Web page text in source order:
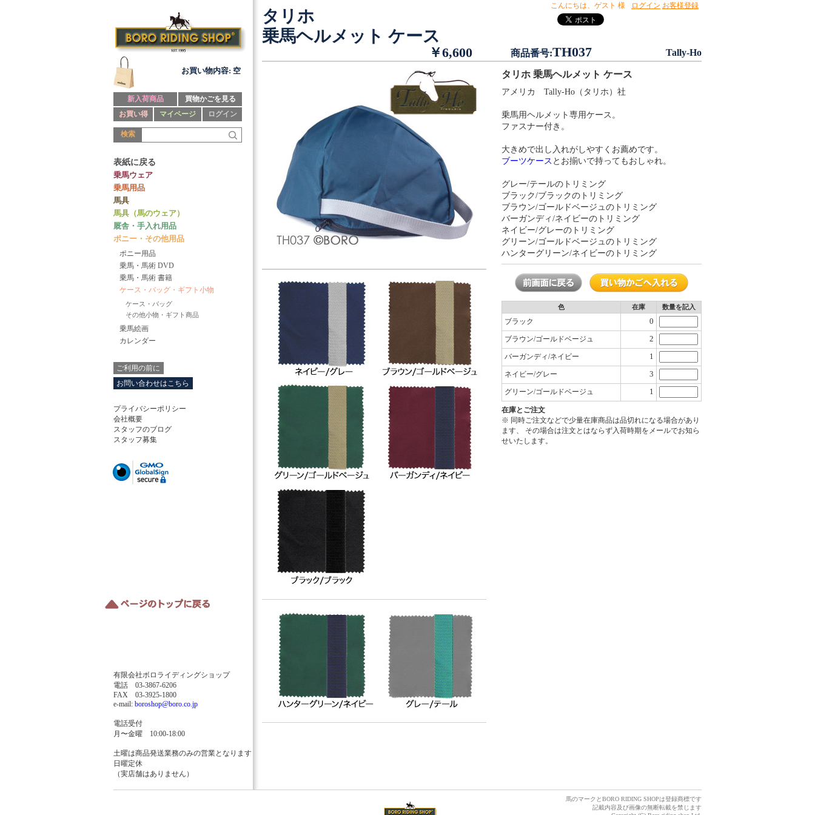
お買い物内容: 空
新入荷商品
買物かごを見る
お買い得
マイページ ログイン
検索
表紙に戻る
乗馬ウェア
乗馬用品
馬具
馬具（馬のウェア）
厩舎・手入れ用品
ポニー・その他用品
ポニー用品
乗馬・馬術 DVD
乗馬・馬術 書籍
ケース・バッグ・ギフト小物
ケース・バッグ
その他小物・ギフト商品
乗馬絵画
カレンダー
ご利用の前に
お問い合わせはこちら
プライバシーポリシー
会社概要
スタッフのブログ
スタッフ募集
タリホ
乗馬ヘルメット ケース
￥6,600 商品番号:TH037 Tally-Ho
タリホ 乗馬ヘルメット ケース
アメリカ Tally-Ho（タリホ）社
乗馬用ヘルメット専用ケース。
ファスナー付き。
大きめで出し入れがしやすくお薦めです。
ブーツケース とお揃いで持ってもおしゃれ。
グレー/テールのトリミング
ブラック/ブラックのトリミング
ブラウン/ゴールドベージュのトリミング
バーガンディ/ネイビーのトリミング
ネイビー/グレーのトリミング
グリーン/ゴールドベージュのトリミング
ハンターグリーン/ネイビーのトリミング
色 在庫 数量を記入
ブラック 0
ブラウン/ゴールドベージュ 2
バーガンディ/ネイビー 1
ネイビー/グレー 3
グリーン/ゴールドベージュ 1
在庫とご注文
※ 同時ご注文などで少量在庫商品は品切れになる場合があり
ます、 その場合は注文とはならず入荷時期をメールでお知ら
せいたします。
馬のマークとBORO RIDING SHOPは登録商標です
記載内容及び画像の無断転載を禁じます
有限会社ボロライディングショップ
電話 03-3867-6206
FAX 03-3925-1800
e-mail: boroshop@boro.co.jp
電話受付
月〜金曜 10:00-18:00
土曜は商品発送業務のみの営業となります
日曜定休
（実店舗はありません）
こんにちは、 ゲスト 様 ログイン お客様登録